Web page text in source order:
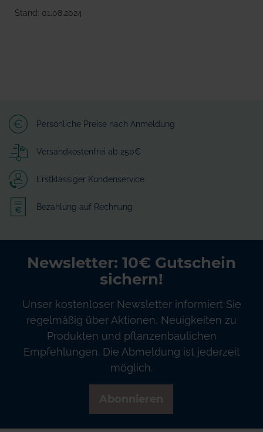
Stand: 01.08.2024
Persönliche Preise nach Anmeldung
Versandkostenfrei ab 250€
Erstklassiger Kundenservice
Bezahlung auf Rechnung
Newsletter: 10€ Gutschein
sichern!
Unser kostenloser Newsletter informiert Sie
regelmäßig über Aktionen, Neuigkeiten zu
Produkten und pflanzenbaulichen
Empfehlungen. Die Abmeldung ist jederzeit
möglich.